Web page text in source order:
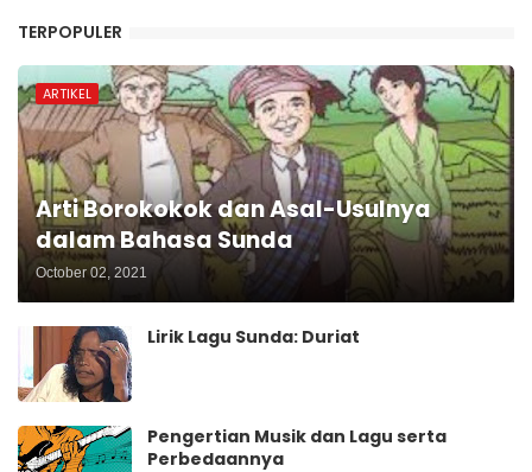
TERPOPULER
ARTIKEL
Arti Borokokok dan Asal-Usulnya
dalam Bahasa Sunda
October 02, 2021
Lirik Lagu Sunda: Duriat
Pengertian Musik dan Lagu serta
Perbedaannya